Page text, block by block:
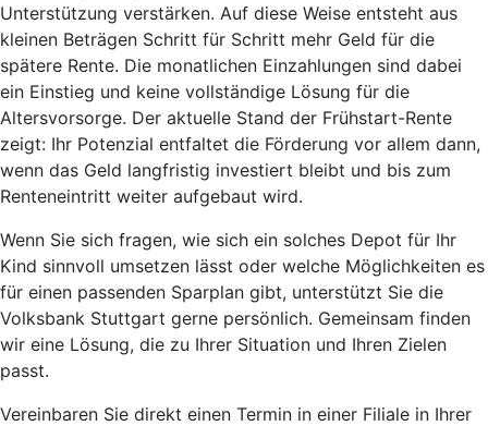
Unterstützung verstärken. Auf diese Weise entsteht aus
kleinen Beträgen Schritt für Schritt mehr Geld für die
spätere Rente. Die monatlichen Einzahlungen sind dabei
ein Einstieg und keine vollständige Lösung für die
Altersvorsorge. Der aktuelle Stand der Frühstart-Rente
zeigt: Ihr Potenzial entfaltet die Förderung vor allem dann,
wenn das Geld langfristig investiert bleibt und bis zum
Renteneintritt weiter aufgebaut wird.
Wenn Sie sich fragen, wie sich ein solches Depot für Ihr
Kind sinnvoll umsetzen lässt oder welche Möglichkeiten es
für einen passenden Sparplan gibt, unterstützt Sie die
Volksbank Stuttgart gerne persönlich. Gemeinsam finden
wir eine Lösung, die zu Ihrer Situation und Ihren Zielen
passt.
Vereinbaren Sie direkt einen Termin in einer Filiale in Ihrer